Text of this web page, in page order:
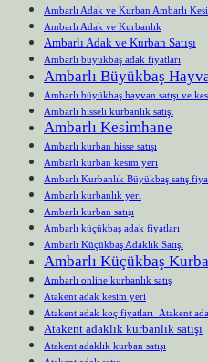
Ambarlı Adak ve Kurban Ambarlı
Ambarlı Adak ve Kurbanlık
Ambarlı Adak ve Kurban Satışı
Ambarlı büyükbaş adak fiyatları
Ambarlı Büyükbaş
Ambarlı büyükbaş hayvan satışı ve
Ambarlı hisseli kurbanlık satışı
Ambarlı Kesimhane
Ambarlı kurban hisse satışı
Ambarlı kurban kesim yeri
Ambarlı Kurbanlık Büyükbaş satış
Ambarlı kurbanlık yeri
Ambarlı kurban satışı
Ambarlı küçükbaş adak fiyatları
Ambarlı Küçükbaş Adaklık Satışı
Ambarlı Küçükbaş
Ambarlı online kurbanlık satış
Atakent adak kesim yeri
Atakent adak koç fiyatları Atakent
Atakent adaklık kurbanlık satışı
Atakent adaklık kurban satışı